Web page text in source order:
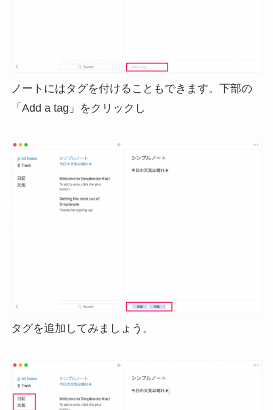
ノートにはタグを付けることもできます。下部の
「Add a tag」をクリックし
タグを追加してみましょう。